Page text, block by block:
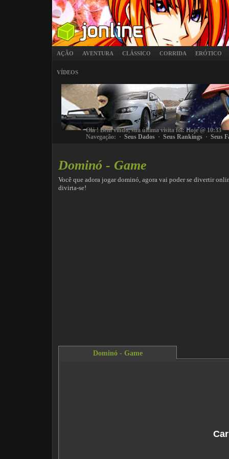
AÇÃO AVENTURA CLÁSSICO CORRIDA ERÓTICO
VÍDEOS
Olá! Bem vindo, sua última visita foi: Hoje @ 10:33
Navegação: · Seus Dados · Seus Rankings · Seus
Dominó - Game
Você que adora jogar dominó, agora vai poder se divertir
divirta-se!
Dominó - Game